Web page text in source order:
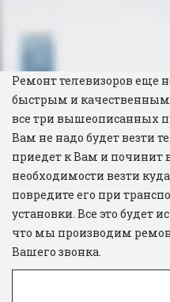
Ремонт телевизоров еще
быстрым и качественным.
все три вышеописанных
Вам не надо будет везти
приедет к Вам и починит
необходимости везти
повредите его при
установки. Все это будет
что мы производим
Вашего звонка.